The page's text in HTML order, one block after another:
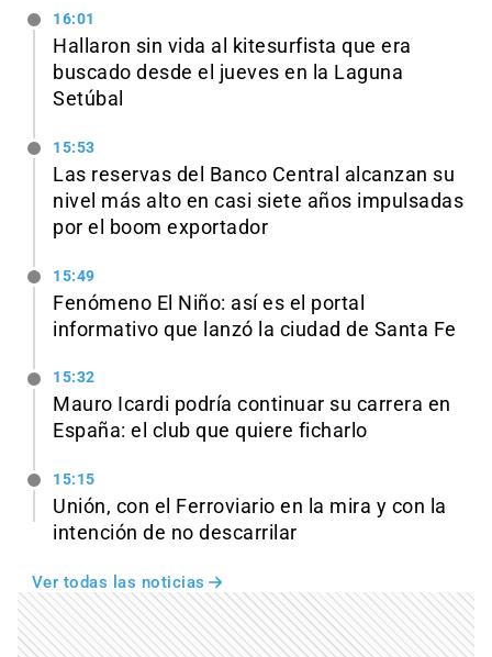
16:01
Hallaron sin vida al kitesurfista que era
buscado desde el jueves en la Laguna
Setúbal
15:53
Las reservas del Banco Central alcanzan su
nivel más alto en casi siete años impulsadas
por el boom exportador
15:49
Fenómeno El Niño: así es el portal
informativo que lanzó la ciudad de Santa Fe
15:32
Mauro Icardi podría continuar su carrera en
España: el club que quiere ficharlo
15:15
Unión, con el Ferroviario en la mira y con la
intención de no descarrilar
Ver todas las noticias